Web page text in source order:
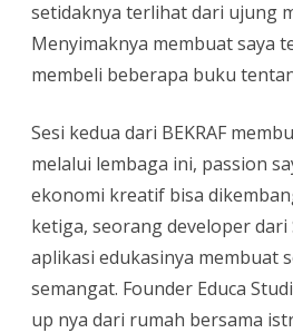
setidaknya terlihat dari ujung
Menyimaknya membuat saya
membeli beberapa buku
Sesi kedua dari BEKRAF
melalui lembaga ini, passion
ekonomi kreatif bisa
ketiga, seorang developer dari
aplikasi edukasinya membuat
semangat. Founder Educa
up nya dari rumah bersama